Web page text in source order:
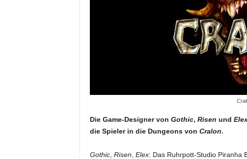
Die Game-Designer von Gothic, Risen und
die Spieler in die Dungeons von Cralon.
Gothic, Risen Elex: Das Ruhrpott-Studio Piranha